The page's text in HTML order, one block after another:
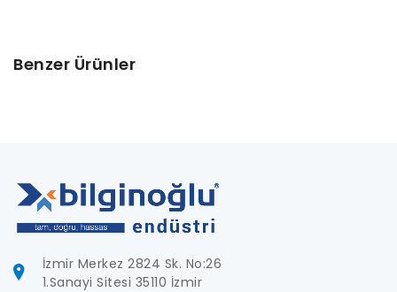
Benzer Ürünler
İzmir Merkez 2824 Sk. No:26
1.Sanayi Sitesi 35110 İzmir